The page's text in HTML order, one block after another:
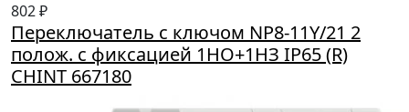
802 ₽
Переключатель с ключом NP8-11Y/21 2
полож. с фиксацией 1НО+1НЗ IP65 (R)
CHINT 667180